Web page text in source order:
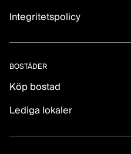
Integritetspolicy
BOSTÄDER
Köp bostad
Lediga lokaler